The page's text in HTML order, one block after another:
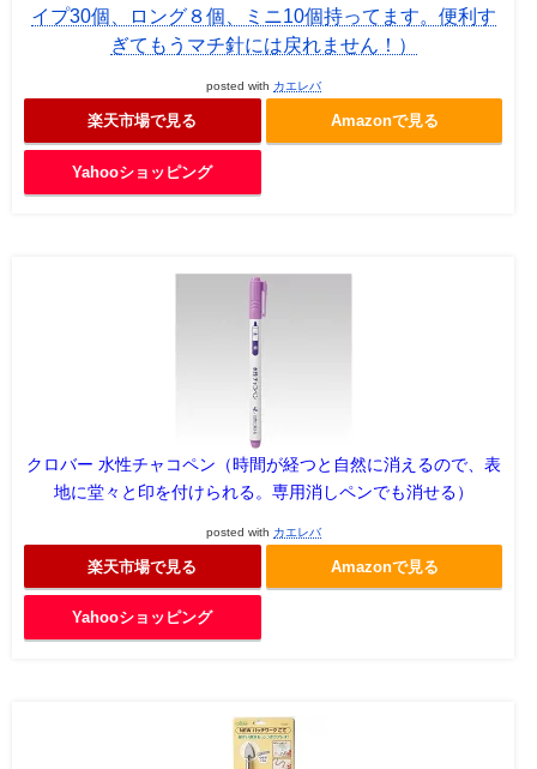
イプ30個、ロング８個、ミニ10個持ってます。便利す
ぎてもうマチ針には戻れません！）
posted with カエレバ
楽天市場で見る Amazonで見る
Yahooショッピング
クロバー 水性チャコペン（時間が経つと自然に消えるので、表
地に堂々と印を付けられる。専用消しペンでも消せる）
posted with カエレバ
楽天市場で見る Amazonで見る
Yahooショッピング